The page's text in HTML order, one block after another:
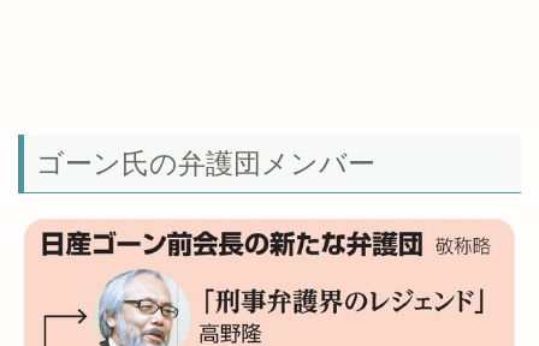
ゴーン氏の弁護団メンバー